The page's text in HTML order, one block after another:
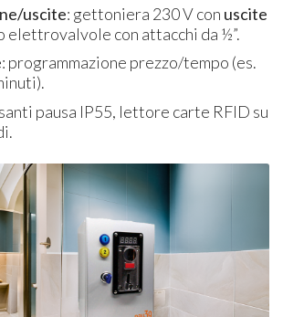
uscite: gettoniera 230 V con uscite
elettrovalvole con attacchi da ½”.
: programmazione prezzo/tempo (es.
pausa IP55, lettore carte RFID su